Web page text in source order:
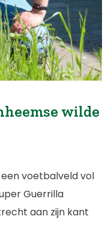
wilde
een voetbalveld vol
Guerrilla
aan zijn kant